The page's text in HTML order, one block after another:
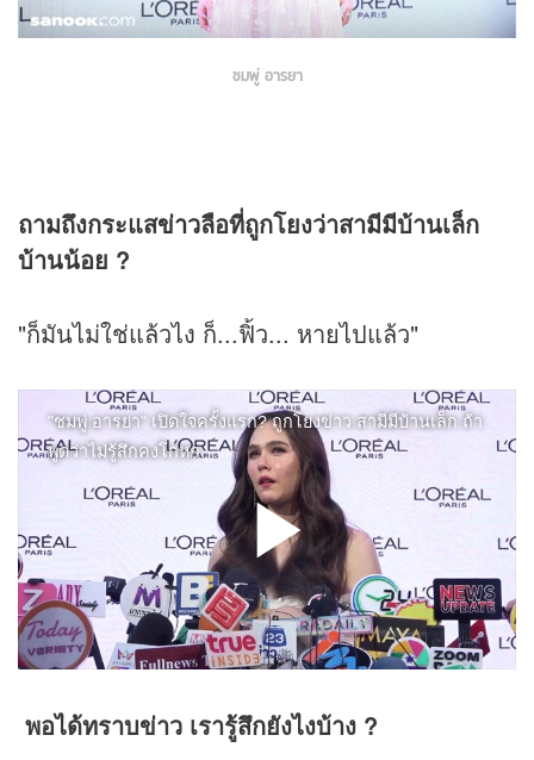
ชมพู่ อารยา
ถามถึงกระแสข่าวลือที่ถูกโยงว่าสามีมีบ้านเล็ก
บ้านน้อย ?
"ก็มันไม่ใช่แล้วไง ก็...ฟิ้ว... หายไปแล้ว"
พอได้ทราบข่าว เรารู้สึกยังไงบ้าง ?